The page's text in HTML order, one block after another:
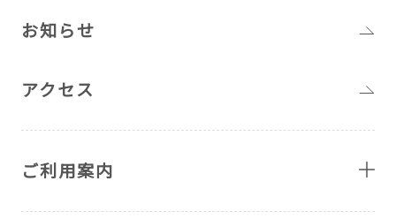
お知らせ
アクセス
ご利用案内